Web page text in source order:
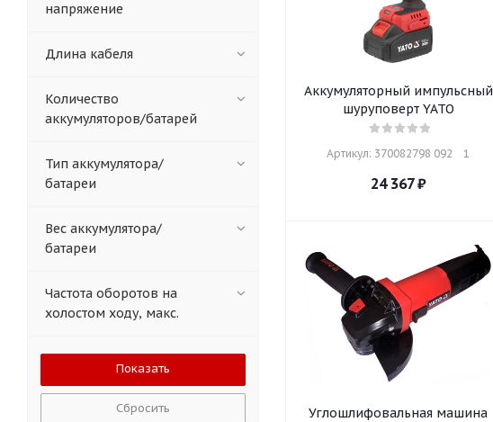
Аккумуляторный импульсный
шуруповерт YATO
Артикул: 370082798 092    1
24 367₽
Углошлифовальная машина
напряжение
Длина кабеля
Количество
аккумуляторов/батарей
Тип аккумулятора/
батареи
Вес аккумулятора/
батареи
Частота оборотов на
холостом ходу, макс.
Сбросить